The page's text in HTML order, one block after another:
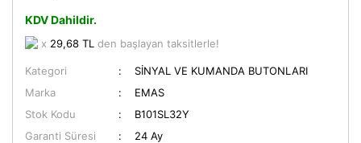
KDV Dahildir.
x 29,68 TL den başlayan taksitlerle!
Kategori
SİNYAL VE KUMANDA BUTONLARI
Marka
EMAS
Stok Kodu
B101SL32Y
Garanti Süresi
24 Ay